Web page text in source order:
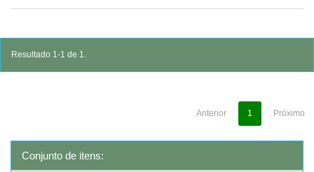
Resultado 1-1 de 1.
Anterior 1 Próximo
Conjunto de itens: